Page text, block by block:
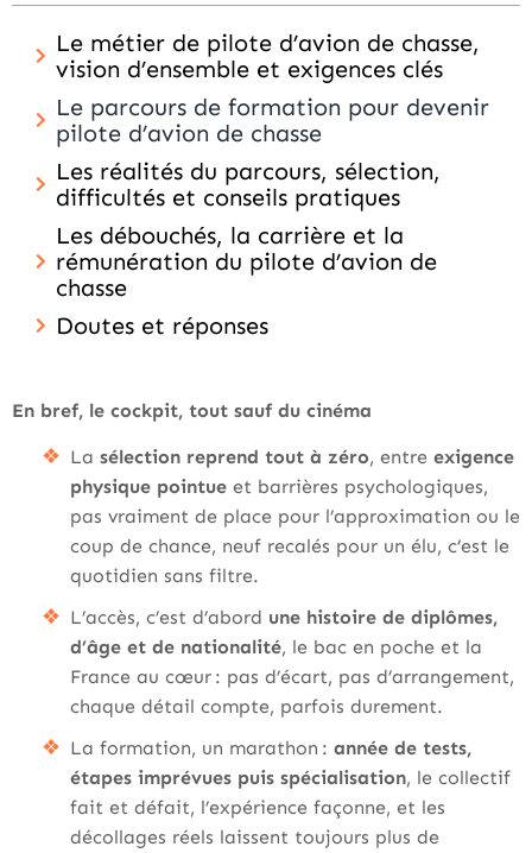
Le métier de pilote d’avion de chasse,
vision d’ensemble et exigences clés
Le parcours de formation pour devenir
pilote d’avion de chasse
Les réalités du parcours, sélection,
difficultés et conseils pratiques
Les débouchés, la carrière et la
rémunération du pilote d’avion de
chasse
Doutes et réponses
En bref, le cockpit, tout sauf du cinéma
La sélection reprend tout à zéro, entre exigence
physique pointue et barrières psychologiques,
pas vraiment de place pour l’approximation ou le
coup de chance, neuf recalés pour un élu, c’est le
quotidien sans filtre.
L’accès, c’est d’abord une histoire de diplômes,
d’âge et de nationalité, le bac en poche et la
France au cœur : pas d’écart, pas d’arrangement,
chaque détail compte, parfois durement.
La formation, un marathon : année de tests,
étapes imprévues puis spécialisation, le collectif
fait et défait, l’expérience façonne, et les
décollages réels laissent toujours plus de